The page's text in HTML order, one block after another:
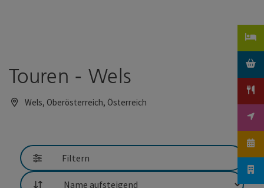
Touren - Wels
Wels, Oberösterreich, Österreich
Filtern